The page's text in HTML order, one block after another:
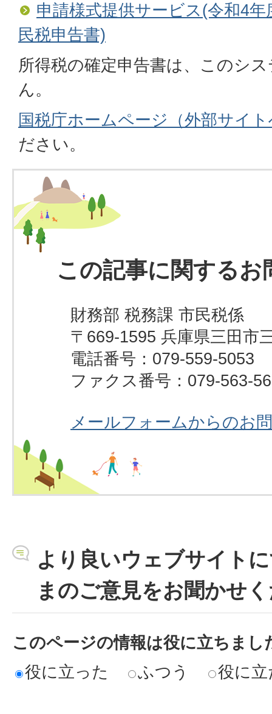
申請様式提供サービス(令和4
民税申告書)
所得税の確定申告書は、このシ
ん。
国税庁ホームページ（外部サイ
ださい。
この記事に関するお
財務部 税務課 市民税係
〒669-1595 兵庫県三田市
電話番号：079-559-5053
ファクス番号：079-563-
メールフォームからのお
より良いウェブサイト
まのご意見をお聞かせ
このページの情報は役に立ちまし
役に立った
ふつう 役に